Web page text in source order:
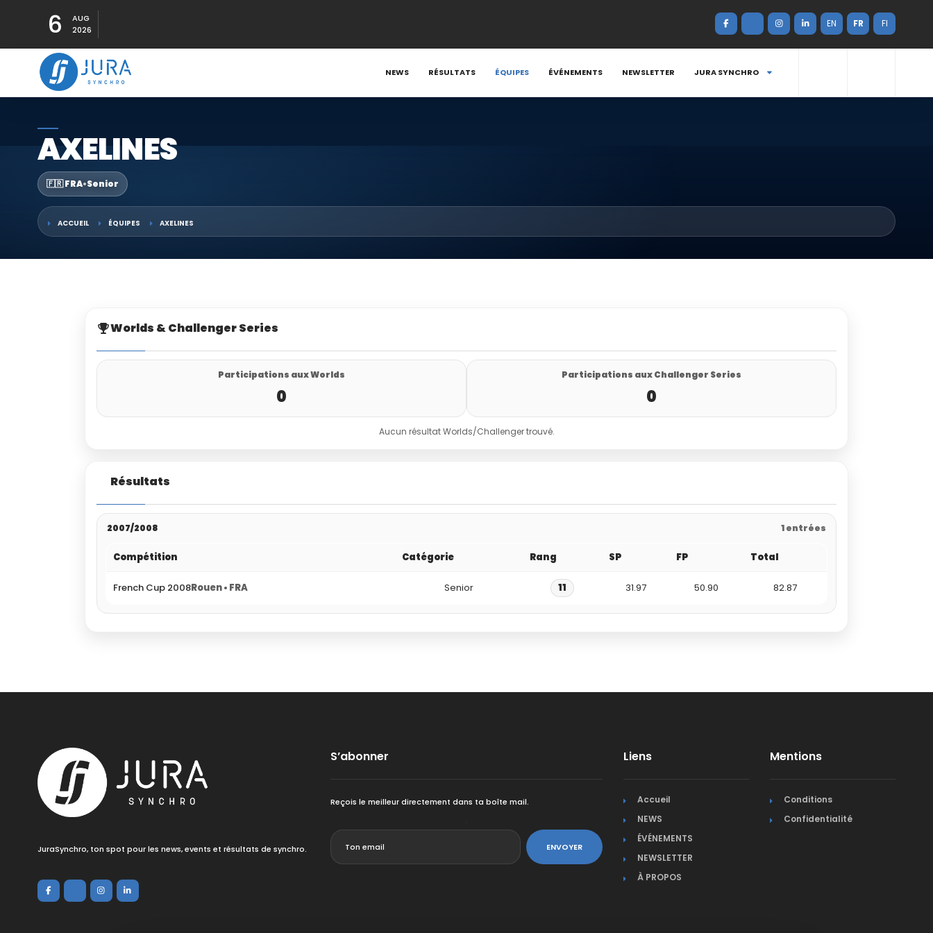
6
AUG
2026
EN FR FI
NEWS RÉSULTATS ÉQUIPES ÉVÉNEMENTS NEWSLETTER JURA SYNCHRO
AXELINES
🇫🇷 FRA•Senior
ACCUEIL ÉQUIPES AXELINES
Worlds & Challenger Series
Participations aux Worlds
0
Participations aux Challenger Series
0
Aucun résultat Worlds/Challenger trouvé.
Résultats
2007/2008 1 entrées
Compétition Catégorie Rang SP FP Total
French Cup 2008Rouen • FRA Senior 11 31.97 50.90 82.87
JuraSynchro, ton spot pour les news, events et résultats de synchro.
S’abonner
Reçois le meilleur directement dans ta boîte mail.
ENVOYER
Liens
Accueil
NEWS
ÉVÉNEMENTS
NEWSLETTER
À PROPOS
Mentions
Conditions
Confidentialité